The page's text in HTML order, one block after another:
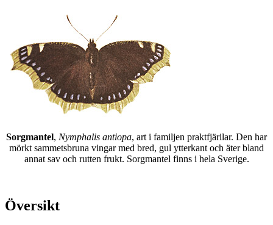
Sorgmantel, Nymphalis antiopa, art i familjen praktfjärilar. Den har
mörkt sammetsbruna vingar med bred, gul ytterkant och äter bland
annat sav och rutten frukt. Sorgmantel finns i hela Sverige.
Översikt